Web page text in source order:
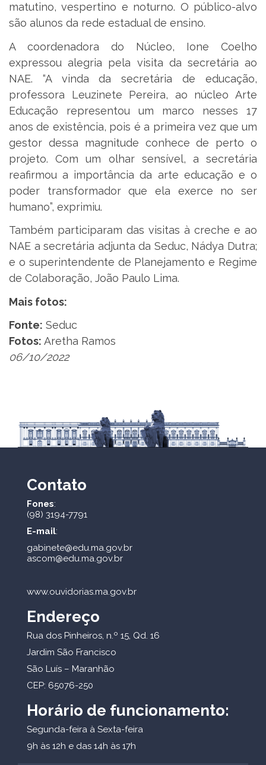
matutino, vespertino e noturno. O público-alvo
são alunos da rede estadual de ensino.
A coordenadora do Núcleo, Ione Coelho
expressou alegria pela visita da secretária ao
NAE. “A vinda da secretária de educação,
professora Leuzinete Pereira, ao núcleo Arte
Educação representou um marco nesses 17
anos de existência, pois é a primeira vez que um
gestor dessa magnitude conhece de perto o
projeto. Com um olhar sensível, a secretária
reafirmou a importância da arte educação e o
poder transformador que ela exerce no ser
humano”, exprimiu.
Também participaram das visitas à creche e ao
NAE a secretária adjunta da Seduc, Nádya Dutra;
e o superintendente de Planejamento e Regime
de Colaboração, João Paulo Lima.
Mais fotos:
Fonte: Seduc
Fotos: Aretha Ramos
06/10/2022
Contato
Fones:
(98) 3194-7791
E-mail:
gabinete@edu.ma.gov.br
ascom@edu.ma.gov.br
www.ouvidorias.ma.gov.br
Endereço
Rua dos Pinheiros, n.º 15, Qd. 16
Jardim São Francisco
São Luís – Maranhão
CEP: 65076-250
Horário de funcionamento:
Segunda-feira à Sexta-feira
9h às 12h e das 14h às 17h